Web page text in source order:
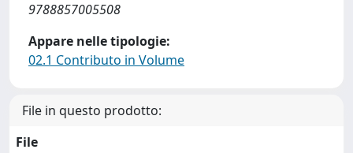
9788857005508
Appare nelle tipologie:
02.1 Contributo in Volume
File in questo prodotto:
File